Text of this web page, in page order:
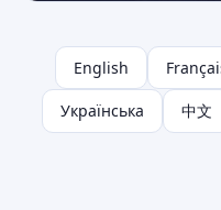
English
Українська 中文